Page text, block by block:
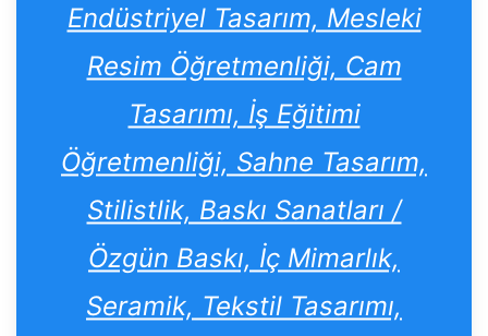
Endüstriyel Tasarım, Mesleki
Resim Öğretmenliği, Cam
Tasarımı, İş Eğitimi
Öğretmenliği, Sahne Tasarım,
Stilistlik, Baskı Sanatları /
Özgün Baskı, İç Mimarlık,
Seramik, Tekstil Tasarımı,